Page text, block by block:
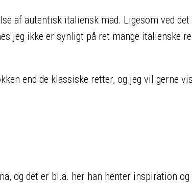
af autentisk italiensk mad. Ligesom ved
jeg ikke er synligt på ret mange italienske
end de klassiske retter, og jeg vil gerne
og det er bl.a. her han henter inspiration og